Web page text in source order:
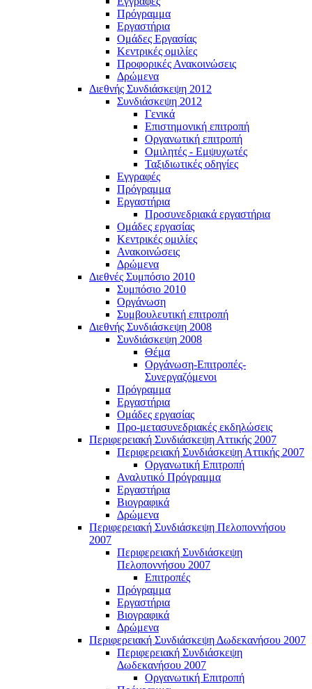
Πρόγραμμα
Εργαστήρια
Ομάδες Εργασίας
Κεντρικές ομιλίες
Προφορικές Ανακοινώσεις
Δρώμενα
Διεθνής Συνδιάσκεψη 2012
Συνδιάσκεψη 2012
Γενικά
Επιστημονική επιτροπή
Οργανωτική επιτροπή
Ομιλητές - Εμψυχωτές
Ταξιδιωτικές οδηγίες
Εγγραφές
Πρόγραμμα
Εργαστήρια
Προσυνεδριακά εργαστήρια
Ομάδες εργασίας
Κεντρικές ομιλίες
Ανακοινώσεις
Δρώμενα
Διεθνές Συμπόσιο 2010
Συμπόσιο 2010
Οργάνωση
Συμβουλευτική επιτροπή
Διεθνής Συνδιάσκεψη 2008
Συνδιάσκεψη 2008
Θέμα
Οργάνωση-Επιτροπές-
Συνεργαζόμενοι
Πρόγραμμα
Εργαστήρια
Ομάδες εργασίας
Προ-μετασυνεδριακές εκδηλώσεις
Περιφερειακή Συνδιάσκεψη Αττικής 2007
Περιφερειακή Συνδιάσκεψη Αττικής 2007
Οργανωτική Επιτροπή
Αναλυτικό Πρόγραμμα
Εργαστήρια
Βιογραφικά
Δρώμενα
Περιφερειακή Συνδιάσκεψη Πελοποννήσου
2007
Περιφερειακή Συνδιάσκεψη
Πελοποννήσου 2007
Επιτροπές
Πρόγραμμα
Εργαστήρια
Βιογραφικά
Δρώμενα
Περιφερειακή Συνδιάσκεψη Δωδεκανήσου 2007
Περιφερειακή Συνδιάσκεψη
Δωδεκανήσου 2007
Οργανωτική Επιτροπή